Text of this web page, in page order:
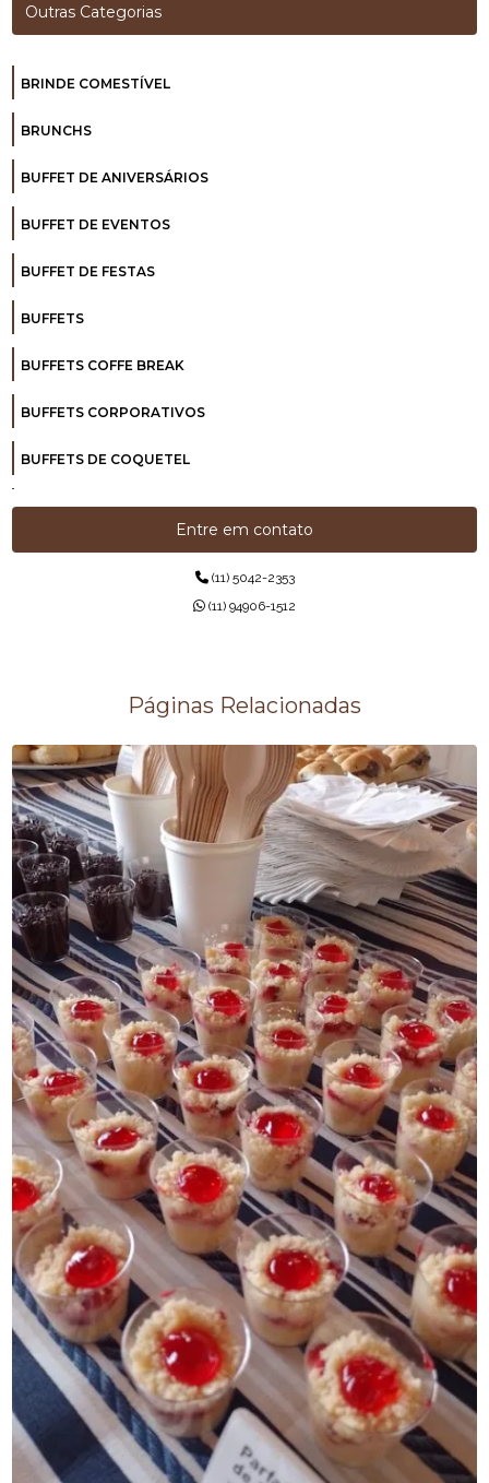
Outras Categorias
BRINDE COMESTÍVEL
BRUNCHS
BUFFET DE ANIVERSÁRIOS
BUFFET DE EVENTOS
BUFFET DE FESTAS
BUFFETS
BUFFETS COFFE BREAK
BUFFETS CORPORATIVOS
BUFFETS DE COQUETEL
BUFFETS DE INAUGURAÇÃO
BUFFETS PARA COQUETÉIS CORPORATIVOS
BUFFETS PARA EMPRESAS
CAFÉ DA MANHÃ PARA EMPRESAS
CAFÉS CORPORATIVOS
CAFÉS DA TARDE PARA EMPRESAS
CARDÁPIO PARA COFFEE BREAK EMPRESA
COFFEE BREAK CORPORATIVO
COFFEE BREAK EXPRESSO PARA EVENTOS
COFFEE BREAK FIT PARA EVENTOS ESPORTIVOS
COFFEE BREAK PARA ANIVERSÁRIOS
COFFEE BREAK PARA EMPRESA
COFFEE BREAK PARA EVENTOS DE EMPRESA
COFFEE BREAK PARA REUNIÕES
COFFEE BREAK PARA TREINAMENTOS
COFFEE BREAK SIMPLES PARA FESTAS
CONTRATAÇÕES DE BUFFETS
COQUETÉIS DE INAUGURAÇÃO
COQUETEL PARA EMPRESAS
Entre em contato
(11) 5042-2353
(11) 94906-1512
Páginas Relacionadas